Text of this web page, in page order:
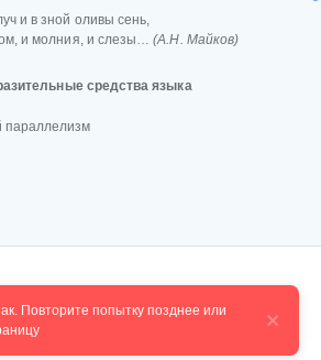
и в зной оливы сень,
и молния, и слезы…(А.Н. Майков)
средства языка
параллелизм
Повторите попытку позднее или